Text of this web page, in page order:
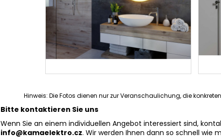
Hinweis: Die Fotos dienen nur zur Veranschaulichung, die
Bitte kontaktieren Sie uns
Wenn Sie an einem individuellen Angebot interessiert sind,
info@kamaelektro.cz. Wir werden Ihnen dann so schnell wie